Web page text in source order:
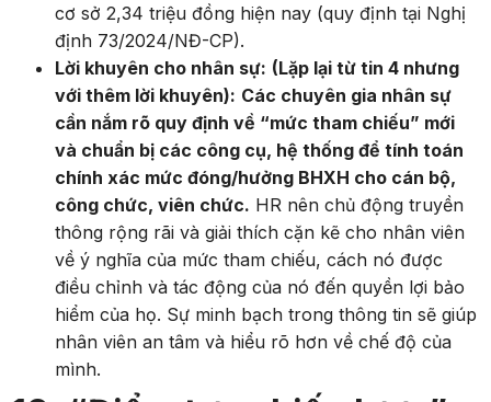
cơ sở 2,34 triệu đồng hiện nay (quy định tại Nghị
định 73/2024/NĐ-CP).
Lời khuyên cho nhân sự: (Lặp lại từ tin 4 nhưng
với thêm lời khuyên): Các chuyên gia nhân sự
cần nắm rõ quy định về “mức tham chiếu” mới
và chuẩn bị các công cụ, hệ thống để tính toán
chính xác mức đóng/hưởng BHXH cho cán bộ,
công chức, viên chức. HR nên chủ động truyền
thông rộng rãi và giải thích cặn kẽ cho nhân viên
về ý nghĩa của mức tham chiếu, cách nó được
điều chỉnh và tác động của nó đến quyền lợi bảo
hiểm của họ. Sự minh bạch trong thông tin sẽ giúp
nhân viên an tâm và hiểu rõ hơn về chế độ của
mình.